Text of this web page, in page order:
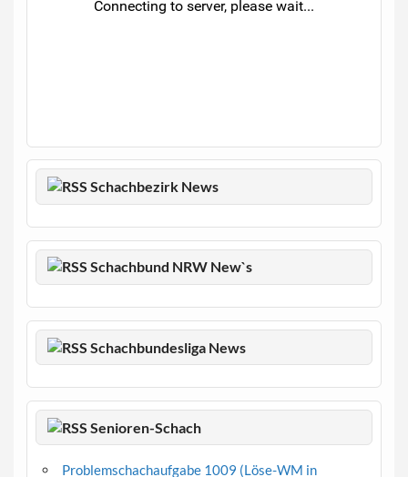
Schachbezirk News
Schachbund NRW New`s
Schachbundesliga News
Senioren-Schach
Problemschachaufgabe 1009 (Löse-WM in